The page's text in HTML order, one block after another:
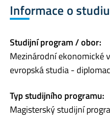
Informace o studiu
Studijní program / obor:
Mezinárodní ekonomické
evropská studia -
Typ studijního programu:
Magisterský studijní